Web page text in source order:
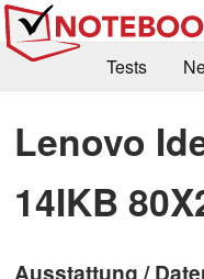
Tests
Kaufberatung
Deals
Forum
Lenovo
14IKB
Ausstattung /